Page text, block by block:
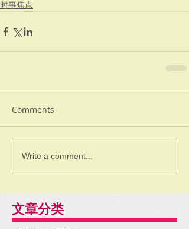
时事焦点
Comments
Write a comment...
文章分类